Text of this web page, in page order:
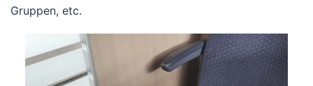
Gruppen, etc.